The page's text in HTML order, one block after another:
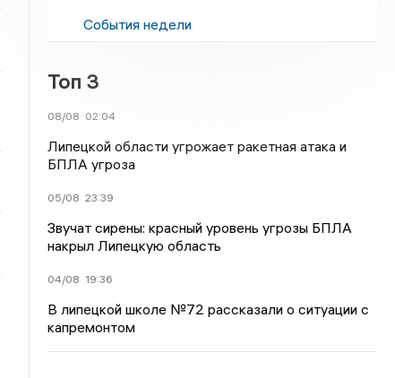
События недели
Топ 3
08/08 02:04
Липецкой области угрожает ракетная атака и
БПЛА угроза
05/08 23:39
Звучат сирены: красный уровень угрозы БПЛА
накрыл Липецкую область
04/08 19:36
В липецкой школе №72 рассказали о ситуации с
капремонтом